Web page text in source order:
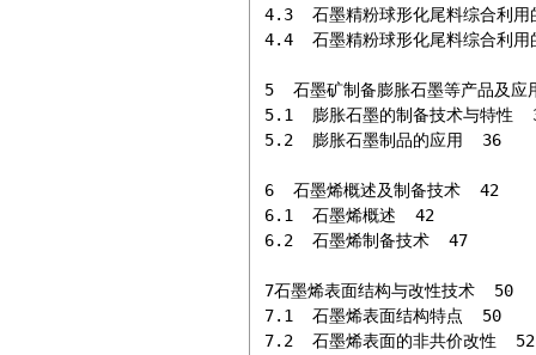
4.3  石墨精粉球形化尾料综合利
4.4  石墨精粉球形化尾料综合利
5  石墨矿制备膨胀石墨等产品及
5.1  膨胀石墨的制备技术与特性
5.2  膨胀石墨制品的应用  36
6  石墨烯概述及制备技术  42
6.1  石墨烯概述  42
6.2  石墨烯制备技术  47
7石墨烯表面结构与改性技术  50
7.1  石墨烯表面结构特点  50
7.2  石墨烯表面的非共价改性  52